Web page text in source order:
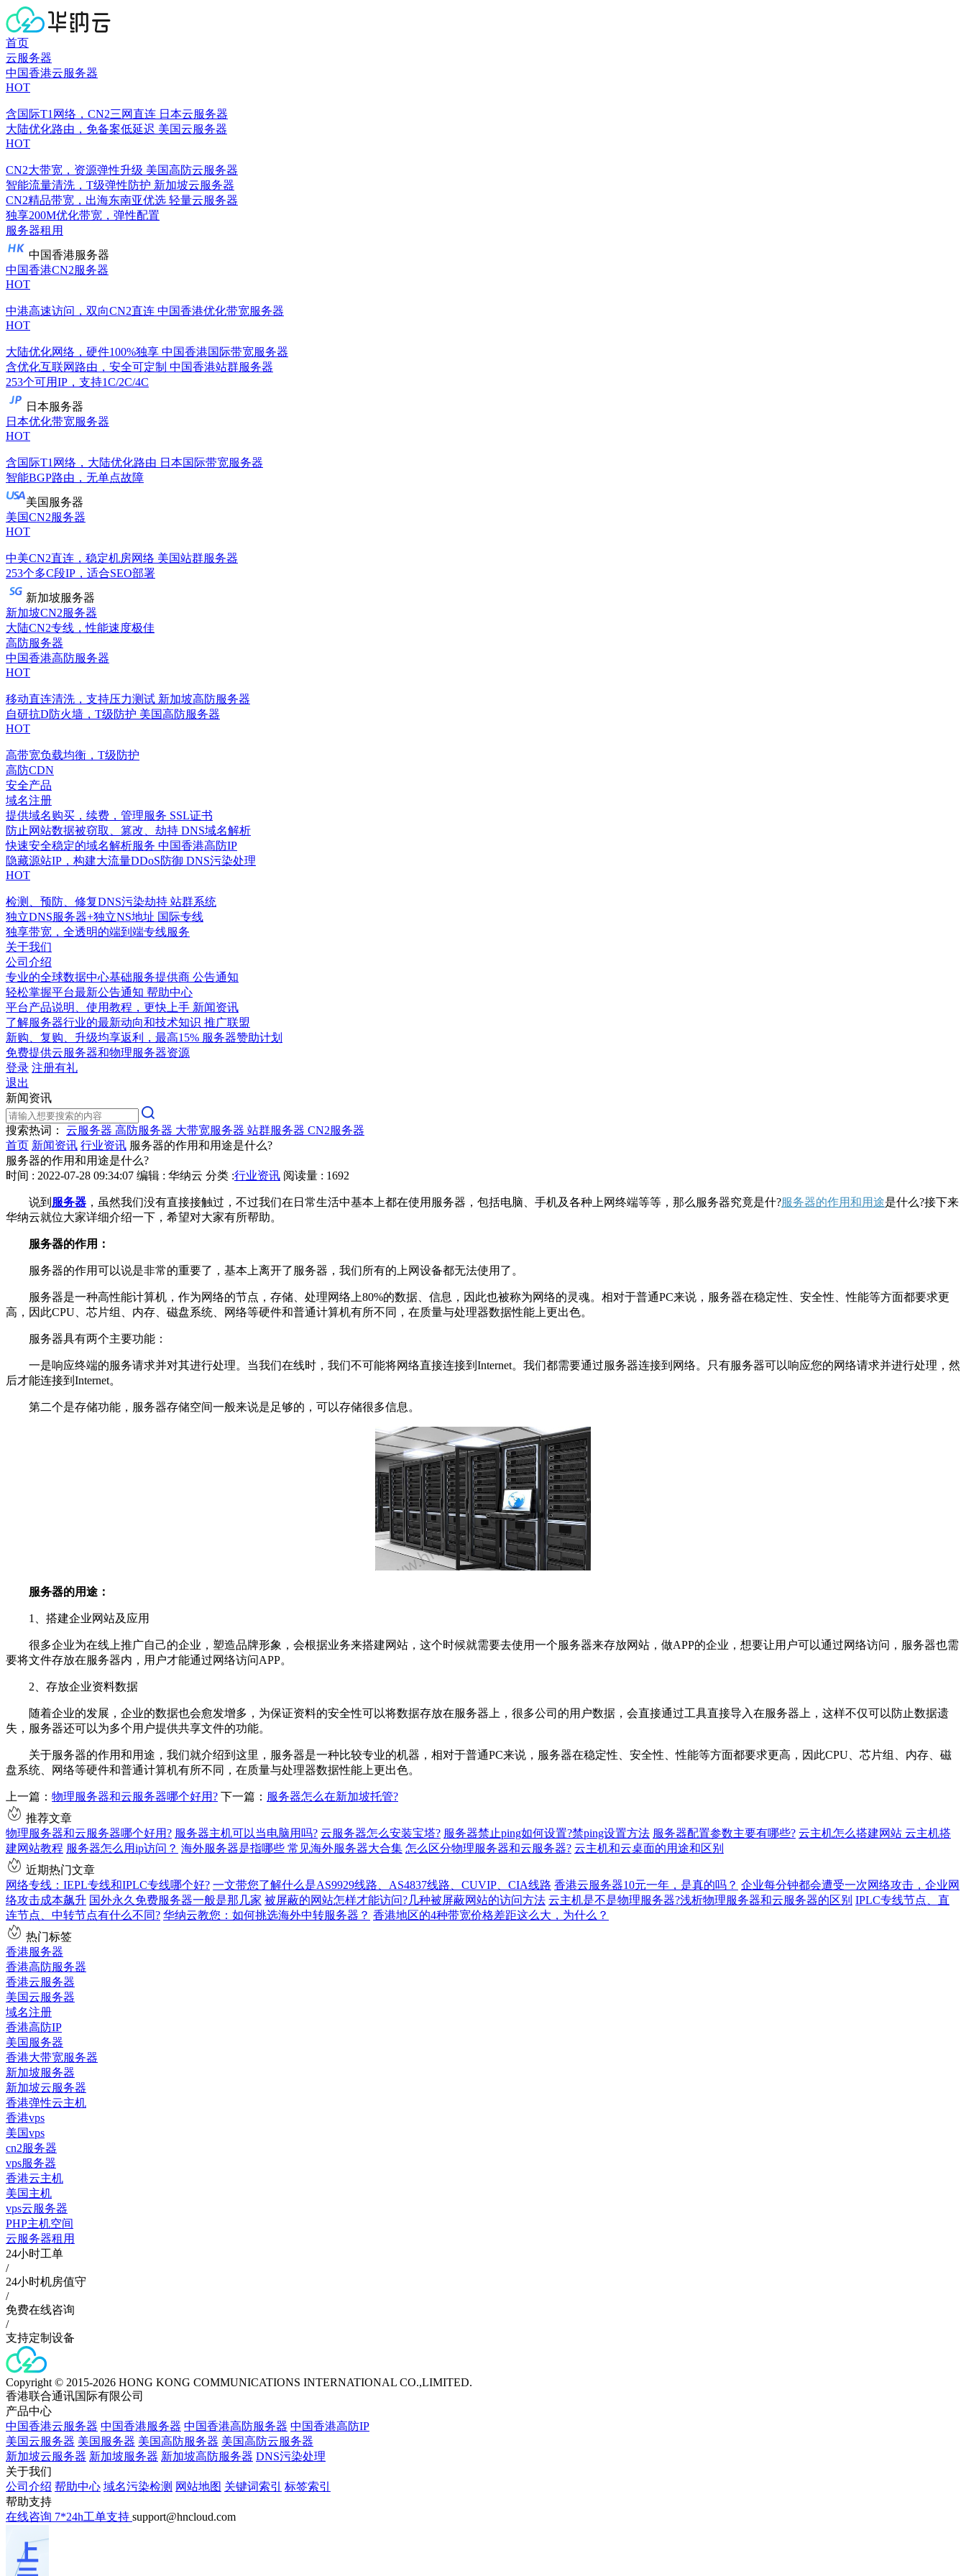
首页
云服务器
中国香港云服务器
HOT
含国际T1网络，CN2三网直连 日本云服务器
大陆优化路由，免备案低延迟 美国云服务器
HOT
CN2大带宽，资源弹性升级 美国高防云服务器
智能流量清洗，T级弹性防护 新加坡云服务器
CN2精品带宽，出海东南亚优选 轻量云服务器
独享200M优化带宽，弹性配置
服务器租用
中国香港服务器
中国香港CN2服务器
HOT
中港高速访问，双向CN2直连 中国香港优化带宽服务器
HOT
大陆优化网络，硬件100%独享 中国香港国际带宽服务器
含优化互联网路由，安全可定制 中国香港站群服务器
253个可用IP，支持1C/2C/4C
日本服务器
日本优化带宽服务器
HOT
含国际T1网络，大陆优化路由 日本国际带宽服务器
智能BGP路由，无单点故障
美国服务器
美国CN2服务器
HOT
中美CN2直连，稳定机房网络 美国站群服务器
253个多C段IP，适合SEO部署
新加坡服务器
新加坡CN2服务器
大陆CN2专线，性能速度极佳
高防服务器
中国香港高防服务器
HOT
移动直连清洗，支持压力测试 新加坡高防服务器
自研抗D防火墙，T级防护 美国高防服务器
HOT
高带宽负载均衡，T级防护
高防CDN
安全产品
域名注册
提供域名购买，续费，管理服务 SSL证书
防止网站数据被窃取、篡改、劫持 DNS域名解析
快速安全稳定的域名解析服务 中国香港高防IP
隐藏源站IP，构建大流量DDoS防御 DNS污染处理
HOT
检测、预防、修复DNS污染劫持 站群系统
独立DNS服务器+独立NS地址 国际专线
独享带宽，全透明的端到端专线服务
关于我们
公司介绍
专业的全球数据中心基础服务提供商 公告通知
轻松掌握平台最新公告通知 帮助中心
平台产品说明、使用教程，更快上手 新闻资讯
了解服务器行业的最新动向和技术知识 推广联盟
新购、复购、升级均享返利，最高15% 服务器赞助计划
免费提供云服务器和物理服务器资源
登录 注册有礼
退出
新闻资讯
搜索热词： 云服务器 高防服务器 大带宽服务器 站群服务器 CN2服务器
首页 新闻资讯 行业资讯 服务器的作用和用途是什么?
服务器的作用和用途是什么?
时间 : 2022-07-28 09:34:07 编辑 : 华纳云 分类 :行业资讯 阅读量 : 1692
说到 服务器 ，虽然我们没有直接接触过，不过我们在日常生活中基本上都在使用服务器，包括电脑、手机及各种上网终端等等，那么服务器究竟是什?服务器的作用和用途是什么?接下来
华纳云就位大家详细介绍一下，希望对大家有所帮助。
服务器的作用：
服务器的作用可以说是非常的重要了，基本上离开了服务器，我们所有的上网设备都无法使用了。
服务器是一种高性能计算机，作为网络的节点，存储、处理网络上80%的数据、信息，因此也被称为网络的灵魂。相对于普通PC来说，服务器在稳定性、安全性、性能等方面都要求更
高，因此CPU、芯片组、内存、磁盘系统、网络等硬件和普通计算机有所不同，在质量与处理器数据性能上更出色。
服务器具有两个主要功能：
一是响应终端的服务请求并对其进行处理。当我们在线时，我们不可能将网络直接连接到Internet。我们都需要通过服务器连接到网络。只有服务器可以响应您的网络请求并进行处理，然
后才能连接到Internet。
第二个是存储功能，服务器存储空间一般来说是足够的，可以存储很多信息。
服务器的用途：
1、搭建企业网站及应用
很多企业为在线上推广自己的企业，塑造品牌形象，会根据业务来搭建网站，这个时候就需要去使用一个服务器来存放网站，做APP的企业，想要让用户可以通过网络访问，服务器也需
要将文件存放在服务器内，用户才能通过网络访问APP。
2、存放企业资料数据
随着企业的发展，企业的数据也会愈发增多，为保证资料的安全性可以将数据存放在服务器上，很多公司的用户数据，会直接通过工具直接导入在服务器上，这样不仅可以防止数据遗
失，服务器还可以为多个用户提供共享文件的功能。
关于服务器的作用和用途，我们就介绍到这里，服务器是一种比较专业的机器，相对于普通PC来说，服务器在稳定性、安全性、性能等方面都要求更高，因此CPU、芯片组、内存、磁
盘系统、网络等硬件和普通计算机有所不同，在质量与处理器数据性能上更出色。
上一篇： 物理服务器和云服务器哪个好用? 下一篇： 服务器怎么在新加坡托管?
推荐文章
物理服务器和云服务器哪个好用? 服务器主机可以当电脑用吗? 云服务器怎么安装宝塔? 服务器禁止ping如何设置?禁ping设置方法 服务器配置参数主要有哪些? 云主机怎么搭建网站 云主机搭
建网站教程 服务器怎么用ip访问？ 海外服务器是指哪些 常见海外服务器大合集 怎么区分物理服务器和云服务器? 云主机和云桌面的用途和区别
近期热门文章
网络专线：IEPL专线和IPLC专线哪个好? 一文带您了解什么是AS9929线路、AS4837线路、CUVIP、CIA线路 香港云服务器10元一年，是真的吗？ 企业每分钟都会遭受一次网络攻击，企业网
络攻击成本飙升 国外永久免费服务器一般是那几家 被屏蔽的网站怎样才能访问?几种被屏蔽网站的访问方法 云主机是不是物理服务器?浅析物理服务器和云服务器的区别 IPLC专线节点、直
连节点、中转节点有什么不同? 华纳云教您：如何挑选海外中转服务器？ 香港地区的4种带宽价格差距这么大，为什么？
热门标签
香港服务器
香港高防服务器
香港云服务器
美国云服务器
域名注册
香港高防IP
美国服务器
香港大带宽服务器
新加坡服务器
新加坡云服务器
香港弹性云主机
香港vps
美国vps
cn2服务器
vps服务器
香港云主机
美国主机
vps云服务器
PHP主机空间
云服务器租用
24小时工单
/
24小时机房值守
/
免费在线咨询
/
支持定制设备
Copyright © 2015-2026 HONG KONG COMMUNICATIONS INTERNATIONAL CO.,LIMITED.
香港联合通讯国际有限公司
产品中心
中国香港云服务器 中国香港服务器 中国香港高防服务器 中国香港高防IP
美国云服务器 美国服务器 美国高防服务器 美国高防云服务器
新加坡云服务器 新加坡服务器 新加坡高防服务器 DNS污染处理
关于我们
公司介绍 帮助中心 域名污染检测 网站地图 关键词索引
标签索引
帮助支持
在线咨询 7*24h工单支持 support@hncloud.com